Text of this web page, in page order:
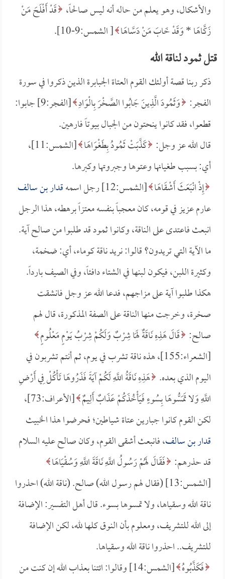
والأشكال، وهو يعلم من حاله أنه ليس صالحاً، قَدْ أَفْلَحَ مَنْ
زَكَّاهَا *وَقَدْ خَابَ مَنْ دَسَّاهَا [ الشمس:9-10].
قتل ثمود لناقة الله
ذكر ربنا قصة أولئك القوم العتاة الجبابرة الذين ذكروا في سورة
الفجر: وَثَمُودَ الَّذِينَ جَابُوا الصَّخْرَ بِالْوَادِ
[الفجر:9] جابوا:
قطعوا، فقد كانوا ينحتون من الجبال بيوتاً فارهين.
قال الله عز وجل: كَذَّبَتْ ثَمُودُ بِطَغْوَاهَا
[الشمس:11]،
أي: بسبب طغيانها وعتوها وجبروتها وكبرها.
إِذْ انْبَعَثَ أَشْقَاهَا [الشمس:12] رجل اسمه
قدار بن سالف
عارم عزيز في قومه، كان معجباً بنفسه معتزاً برهطه، هذا الرجل
انبعث فاعتدى على الناقة، وكانوا ثمود قد طلبوا من صالح آية.
ما الآية التي تريدون؟ قالوا: نريد ناقة كوماء، أي: ضخمة،
وكثيرة اللبن، فيكون لبنها في الشتاء دافئاً، وفي الصيف بارداً.
هكذا طلبوا آية على مزاجهم، فدعا الله عز وجل فانشقت
صخرة، وخرجت منها الناقة على الصفة المذكورة، قال لهم
صالح: قَالَ هَذِهِ نَاقَةٌ لَهَا شِرْبٌ وَلَكُمْ شِرْبُ يَوْمٍ مَعْلُومٍ
[الشعراء:155]، هذه ناقة تشرب في يوم، ثم أنتم تشربون في
اليوم الذي بعده. هَذِهِ نَاقَةُ اللَّهِ لَكُمْ آيَةً فَذَرُوهَا تَأْكُلْ فِي أَرْضِ
اللَّهِ وَلا تَمَسُّوهَا بِسُوءٍ فَيَأْخُذَكُمْ عَذَابٌ أَلِيمٌ
[الأعراف:73]،
لكن القوم كانوا جبارين عتاة شياطين؛ فحرضوا هذا الخبيث
قدار بن سالف، فانبعث أشقى القوم، وكان صالح عليه السلام
قد حذرهم: فَقَالَ لَهُمْ رَسُولُ اللَّهِ نَاقَةَ اللَّهِ وَسُقْيَاهَا
[الشمس:13] (فقال لهم رسول الله) صالح. (ناقة الله) احذروا
ناقة الله وسقياها، ولا تمسوها بسوء. قال أهل التفسير: الإضافة
إلى الله للتشريف، ومعلوم بأن النوق كلها لله، لكن الإضافة
للتشريف.. احذروا ناقة الله وسقياها.
فَكَذَّبُوهُ
[الشمس:14] وقالوا: ائتنا بعذاب الله إن كنت من